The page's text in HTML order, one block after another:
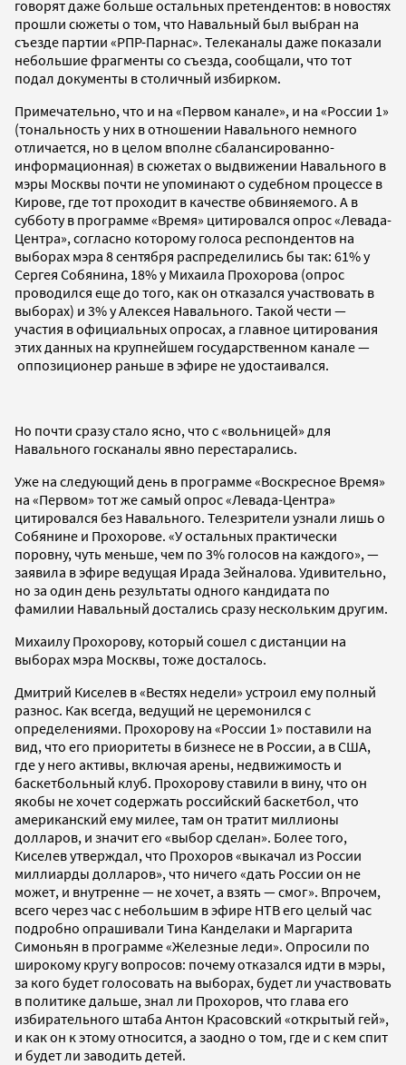
говорят даже больше остальных претендентов: в новостях
прошли сюжеты о том, что Навальный был выбран на
съезде партии «РПР-Парнас». Телеканалы даже показали
небольшие фрагменты со съезда, сообщали, что тот
подал документы в столичный избирком.
Примечательно, что и на «Первом канале», и на «России 1»
(тональность у них в отношении Навального немного
отличается, но в целом вполне сбалансированно-
информационная) в сюжетах о выдвижении Навального в
мэры Москвы почти не упоминают о судебном процессе в
Кирове, где тот проходит в качестве обвиняемого. А в
субботу в программе «Время» цитировался опрос «Левада-
Центра», согласно которому голоса респондентов на
выборах мэра 8 сентября распределились бы так: 61% у
Сергея Собянина, 18% у Михаила Прохорова (опрос
проводился еще до того, как он отказался участвовать в
выборах) и 3% у Алексея Навального. Такой чести —
участия в официальных опросах, а главное цитирования
этих данных на крупнейшем государственном канале —
оппозиционер раньше в эфире не удостаивался.
Но почти сразу стало ясно, что с «вольницей» для
Навального госканалы явно перестарались.
Уже на следующий день в программе «Воскресное Время»
на «Первом» тот же самый опрос «Левада-Центра»
цитировался без Навального. Телезрители узнали лишь о
Собянине и Прохорове. «У остальных практически
поровну, чуть меньше, чем по 3% голосов на каждого», —
заявила в эфире ведущая Ирада Зейналова. Удивительно,
но за один день результаты одного кандидата по
фамилии Навальный достались сразу нескольким другим.
Михаилу Прохорову, который сошел с дистанции на
выборах мэра Москвы, тоже досталось.
Дмитрий Киселев в «Вестях недели» устроил ему полный
разнос. Как всегда, ведущий не церемонился с
определениями. Прохорову на «России 1» поставили на
вид, что его приоритеты в бизнесе не в России, а в США,
где у него активы, включая арены, недвижимость и
баскетбольный клуб. Прохорову ставили в вину, что он
якобы не хочет содержать российский баскетбол, что
американский ему милее, там он тратит миллионы
долларов, и значит его «выбор сделан». Более того,
Киселев утверждал, что Прохоров «выкачал из России
миллиарды долларов», что ничего «дать России он не
может, и внутренне — не хочет, а взять — смог». Впрочем,
всего через час с небольшим в эфире НТВ его целый час
подробно опрашивали Тина Канделаки и Маргарита
Симоньян в программе «Железные леди». Опросили по
широкому кругу вопросов: почему отказался идти в мэры,
за кого будет голосовать на выборах, будет ли участвовать
в политике дальше, знал ли Прохоров, что глава его
избирательного штаба Антон Красовский «открытый гей»,
и как он к этому относится, а заодно о том, где и с кем спит
и будет ли заводить детей.